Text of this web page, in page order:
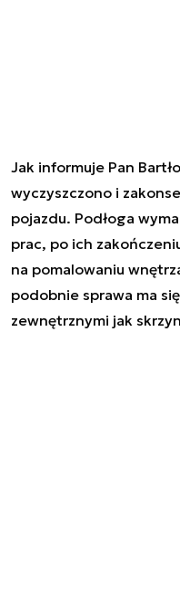
Jak informuje Pan
wyczyszczono i
pojazdu. Podłoga
prac, po ich
na pomalowaniu
podobnie sprawa ma
zewnętrznymi jak